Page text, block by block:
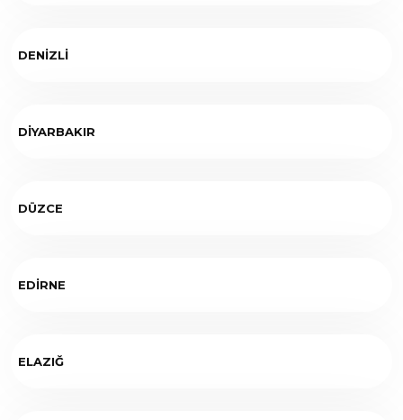
DENİZLİ
DİYARBAKIR
DÜZCE
EDİRNE
ELAZIĞ